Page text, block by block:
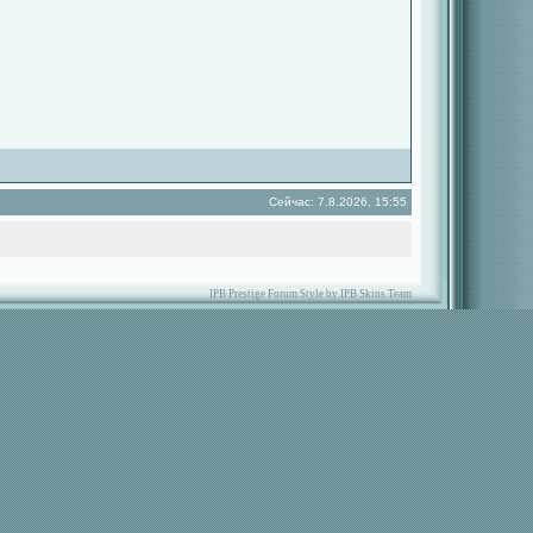
Сейчас: 7.8.2026, 15:55
IPB Prestige Forum Style by IPB Skins Team